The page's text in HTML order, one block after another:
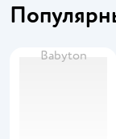
Babyton